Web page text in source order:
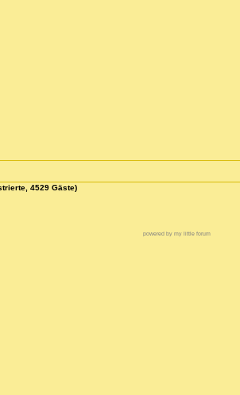
4529 Gäste)
powered by my little forum